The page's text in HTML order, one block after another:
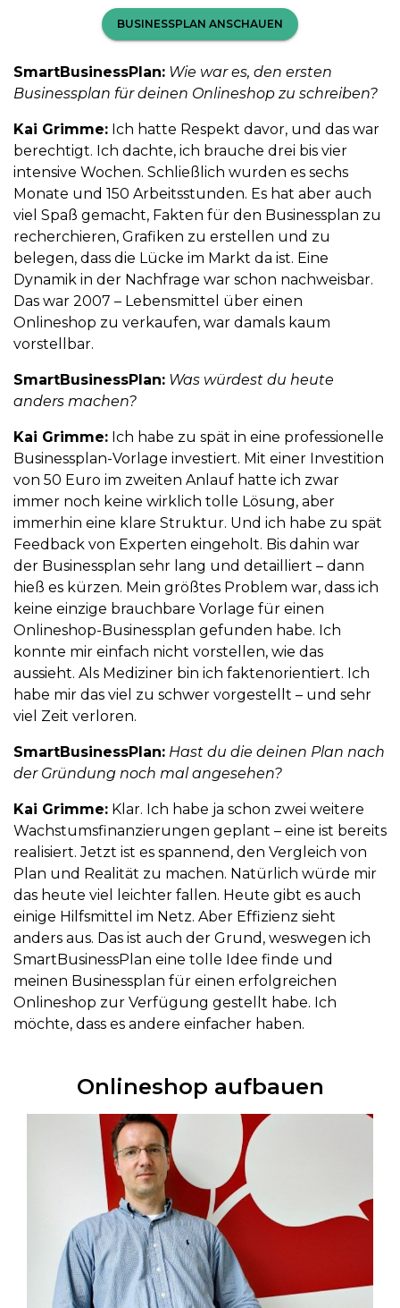
BUSINESSPLAN ANSCHAUEN
SmartBusinessPlan: Wie war es, den ersten
Businessplan für deinen Onlineshop zu schreiben?
Kai Grimme: Ich hatte Respekt davor, und das war
berechtigt. Ich dachte, ich brauche drei bis vier
intensive Wochen. Schließlich wurden es sechs
Monate und 150 Arbeitsstunden. Es hat aber auch
viel Spaß gemacht, Fakten für den Businessplan zu
recherchieren, Grafiken zu erstellen und zu
belegen, dass die Lücke im Markt da ist. Eine
Dynamik in der Nachfrage war schon nachweisbar.
Das war 2007 – Lebensmittel über einen
Onlineshop zu verkaufen, war damals kaum
vorstellbar.
SmartBusinessPlan: Was würdest du heute
anders machen?
Kai Grimme: Ich habe zu spät in eine professionelle
Businessplan-Vorlage investiert. Mit einer Investition
von 50 Euro im zweiten Anlauf hatte ich zwar
immer noch keine wirklich tolle Lösung, aber
immerhin eine klare Struktur. Und ich habe zu spät
Feedback von Experten eingeholt. Bis dahin war
der Businessplan sehr lang und detailliert – dann
hieß es kürzen. Mein größtes Problem war, dass ich
keine einzige brauchbare Vorlage für einen
Onlineshop-Businessplan gefunden habe. Ich
konnte mir einfach nicht vorstellen, wie das
aussieht. Als Mediziner bin ich faktenorientiert. Ich
habe mir das viel zu schwer vorgestellt – und sehr
viel Zeit verloren.
SmartBusinessPlan: Hast du die deinen Plan nach
der Gründung noch mal angesehen?
Kai Grimme: Klar. Ich habe ja schon zwei weitere
Wachstumsfinanzierungen geplant – eine ist bereits
realisiert. Jetzt ist es spannend, den Vergleich von
Plan und Realität zu machen. Natürlich würde mir
das heute viel leichter fallen. Heute gibt es auch
einige Hilfsmittel im Netz. Aber Effizienz sieht
anders aus. Das ist auch der Grund, weswegen ich
SmartBusinessPlan eine tolle Idee finde und
meinen Businessplan für einen erfolgreichen
Onlineshop zur Verfügung gestellt habe. Ich
möchte, dass es andere einfacher haben.
Onlineshop aufbauen